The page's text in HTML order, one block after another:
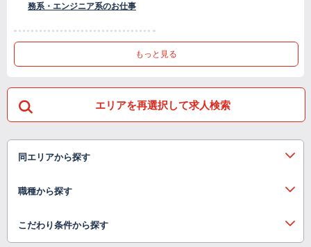
務系・エンジニア系のお仕事
もっと見る
エリアを再選択して求人検索
同エリアから探す
職種から探す
こだわり条件から探す